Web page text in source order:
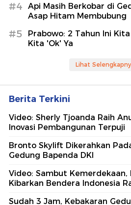
#4
Api Masih Berkobar di
Asap Hitam Membubung
#5
Prabowo: 2 Tahun Ini
Kita 'Ok' Ya
Lihat
Berita Terkini
Video: Sherly Tjoanda Raih
Inovasi Pembangunan Terpuji
Bronto Skylift Dikerahkan
Gedung Bapenda DKI
Video: Sambut Kemerdekaan,
Kibarkan Bendera Indonesia
Sudah 3 Jam, Kebakaran